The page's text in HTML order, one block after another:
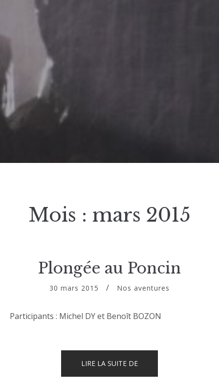
Mois : mars 2015
Plongée au Poncin
30 mars 2015 Nos aventures
Participants : Michel DY et Benoît BOZON
LIRE LA SUITE DE« PLONGÉE
PONCIN »